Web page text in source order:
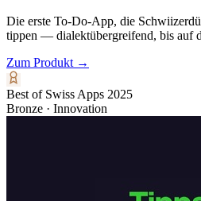
Die erste To-Do-App, die
tippen — dialektübergreifend, bis auf
Zum Produkt →
Best of Swiss Apps 2025
Bronze · Innovation